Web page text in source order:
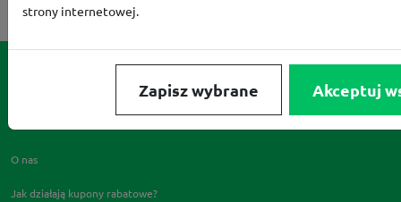
Serwis
O nas
Jak działają kupony rabatowe?
strony internetowej.
Zapisz wybrane Akceptuj